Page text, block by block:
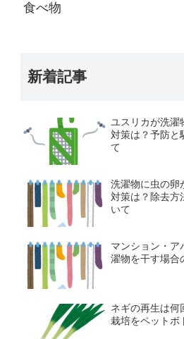
食べ物
新着記事
ユスリカが洗濯
対策は？予防と
て
洗濯物に虫の卵
対策は？除去方
いて
マンション・ア
濯物を干す場合
ネギの再生は何
栽培をペットボ